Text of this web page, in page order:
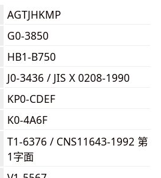
AGTJHKMP
G0-3850
HB1-B750
J0-3436 / JIS X 0208-1990
KP0-CDEF
K0-4A6F
T1-6376 / CNS11643-1992 第
1字面